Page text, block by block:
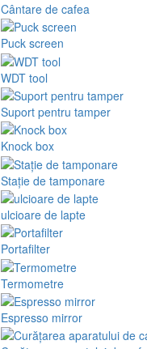
Cântare de cafea
Puck screen
WDT tool
Suport pentru tamper
Knock box
Stație de tamponare
ulcioare de lapte
Portafilter
Termometre
Espresso mirror